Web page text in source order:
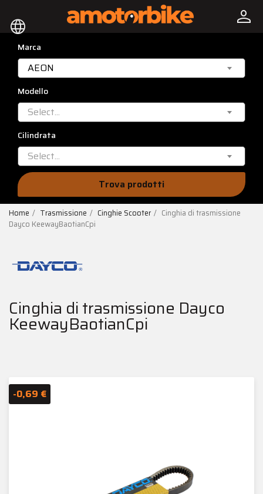
language person
Marca
AEON
Modello
Select...
Cilindrata
Select...
Trova prodotti
Home Trasmissione Cinghie Scooter
Cinghia di trasmissione
Dayco KeewayBaotianCpi
Cinghia di trasmissione Dayco
KeewayBaotianCpi
-0,69 €